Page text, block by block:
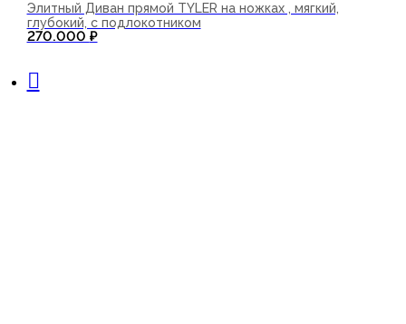
Элитный Диван прямой TYLER на ножках , мягкий,
глубокий, с подлокотником
270.000 ₽